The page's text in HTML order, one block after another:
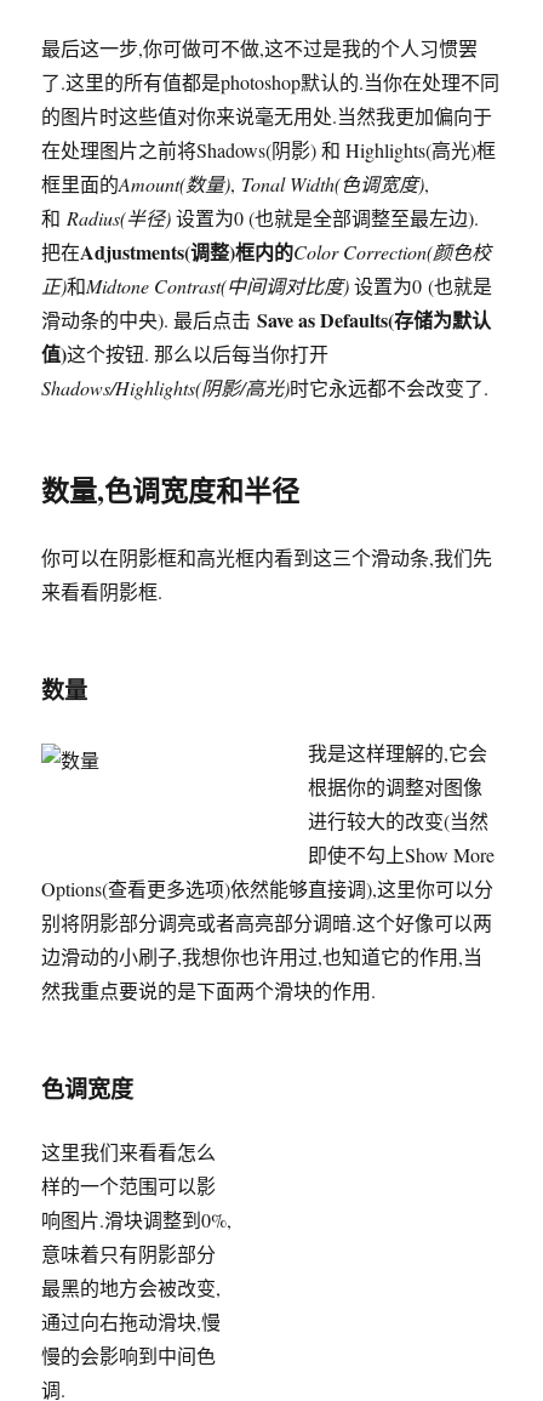
最后这一步,你可做可不做,这不过是我的个人习惯罢
了.这里的所有值都是photoshop默认的.当你在处理不同
的图片时这些值对你来说毫无用处.当然我更加偏向于
在处理图片之前将Shadows(阴影) 和 Highlights(高光)框
框里面的Amount(数量), Tonal Width(色调宽度),
和 Radius(半径)设置为0 (也就是全部调整至最左边).
把在Adjustments(调整)框内的Color Correction(颜色校
正)和Midtone Contrast(中间调对比度)设置为0 (也就是
滑动条的中央). 最后点击Save as Defaults(存储为默认
值)这个按钮. 那么以后每当你打开
Shadows/Highlights(阴影/高光)时它永远都不会改变了.
数量,色调宽度和半径
你可以在阴影框和高光框内看到这三个滑动条,我们先
来看看阴影框.
数量
我是这样理解的,它会
根据你的调整对图像
进行较大的改变(当然
即使不勾上Show More
Options(查看更多选项)依然能够直接调),这里你可以分
别将阴影部分调亮或者高亮部分调暗.这个好像可以两
边滑动的小刷子,我想你也许用过,也知道它的作用,当
然我重点要说的是下面两个滑块的作用.
色调宽度
这里我们来看看怎么
样的一个范围可以影
响图片.滑块调整到0%,
意味着只有阴影部分
最黑的地方会被改变,通过向右拖动滑块,慢慢的会影响
到中间色调.